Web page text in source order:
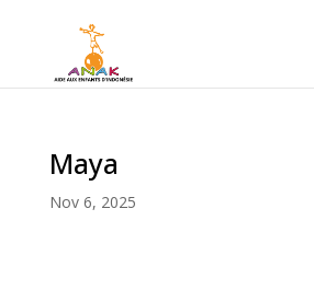
Maya
Nov 6, 2025